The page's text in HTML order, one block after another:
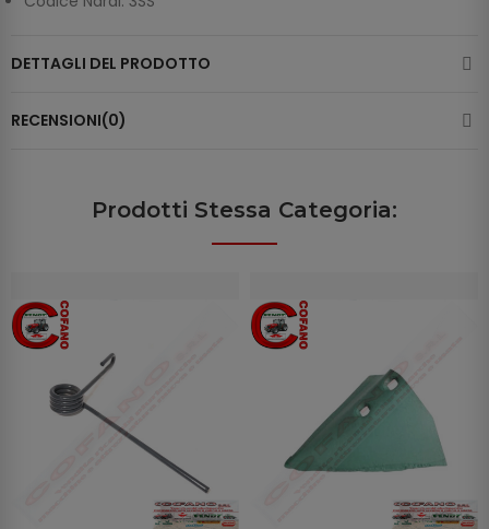
DETTAGLI DEL PRODOTTO
RECENSIONI(0)
Prodotti Stessa Categoria: